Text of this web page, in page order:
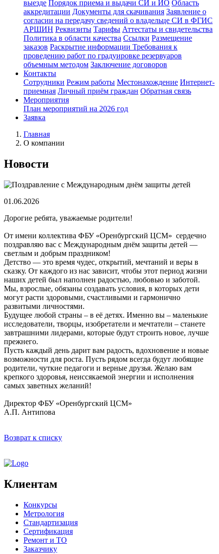
выезде Порядок приема и выдачи СИ и ИО Область
аккредитации Документы для скачивания Заявление о
согласии на передачу сведений о владельце СИ в ФГИС
АРШИН Реквизиты Тарифы Аттестаты и свидетельства
Политика в области качества Ссылки Размещение
заказов Раскрытие информации Требования к
проведению работ по градуировке резервуаров
объемным методом Заключение договоров
Контакты
Сотрудники Режим работы Местонахождение Интернет-
приемная Личный приём граждан Обратная связь
Мероприятия
План мероприятий на 2026 год
Заявка
Главная
О компании
Новости
01.06.2026
Дорогие ребята, уважаемые родители!
От имени коллектива ФБУ «Оренбургский ЦСМ» сердечно
поздравляю вас с Международным днём защиты детей —
светлым и добрым праздником!
Детство — это время чудес, открытий, мечтаний и веры в
сказку. От каждого из нас зависит, чтобы этот период жизни
наших детей был наполнен радостью, любовью и заботой.
Мы, взрослые, обязаны создавать условия, в которых дети
могут расти здоровыми, счастливыми и гармонично
развитыми личностями.
Будущее любой страны – в её детях. Именно вы – маленькие
исследователи, творцы, изобретатели и мечтатели – станете
завтрашними лидерами, которые будут строить новое, лучше
прежнего.
Пусть каждый день дарит вам радость, вдохновение и новые
возможности для роста. Пусть рядом всегда будут любящие
родители, чуткие педагоги и верные друзья. Желаю вам
крепкого здоровья, неиссякаемой энергии и исполнения
самых заветных желаний!
Директор ФБУ «Оренбургский ЦСМ»
А.П. Антипова
Возврат к списку
Клиентам
Конкурсы
Метрология
Стандартизация
Сертификация
Ремонт и ТО
Заказчику